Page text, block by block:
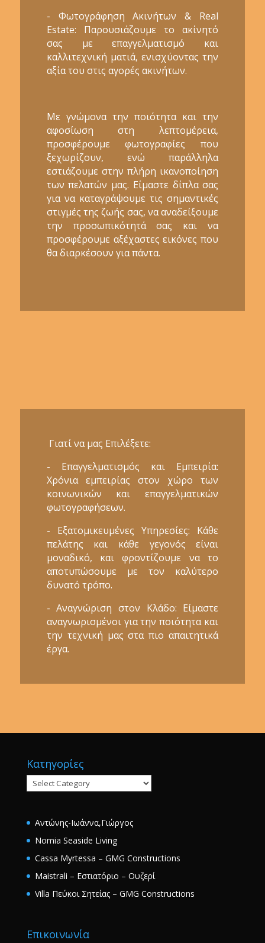
- Φωτογράφηση Ακινήτων & Real
Estate: Παρουσιάζουμε το ακίνητό
σας με επαγγελματισμό και
καλλιτεχνική ματιά, ενισχύοντας την
αξία του στις αγορές ακινήτων.
Με γνώμονα την ποιότητα και την
αφοσίωση στη λεπτομέρεια,
προσφέρουμε φωτογραφίες που
ξεχωρίζουν, ενώ παράλληλα
εστιάζουμε στην πλήρη ικανοποίηση
των πελατών μας. Είμαστε δίπλα σας
για να καταγράψουμε τις σημαντικές
στιγμές της ζωής σας, να αναδείξουμε
την προσωπικότητά σας και να
προσφέρουμε αξέχαστες εικόνες που
θα διαρκέσουν για πάντα.
Γιατί να μας Επιλέξετε:
- Επαγγελματισμός και Εμπειρία:
Χρόνια εμπειρίας στον χώρο των
κοινωνικών και επαγγελματικών
φωτογραφήσεων.
- Εξατομικευμένες Υπηρεσίες: Κάθε
πελάτης και κάθε γεγονός είναι
μοναδικό, και φροντίζουμε να το
αποτυπώσουμε με τον καλύτερο
δυνατό τρόπο.
- Αναγνώριση στον Κλάδο: Είμαστε
αναγνωρισμένοι για την ποιότητα και
την τεχνική μας στα πιο απαιτητικά
έργα.
Κατηγορίες
Κατηγορίες
Αντώνης-Ιωάννα,Γιώργος
Nomia Seaside Living
Cassa Myrtessa – GMG Constructions
Maistrali – Εστιατόριο – Ουζερί
Villa Πεύκοι Σητείας – GMG Constructions
Επικοινωνία